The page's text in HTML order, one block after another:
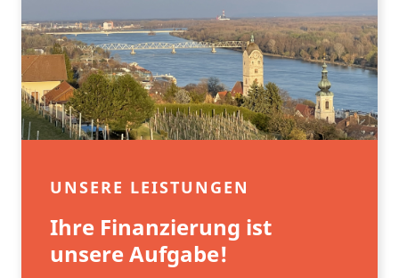
UNSERE LEISTUNGEN
Ihre Finanzierung ist
unsere Aufgabe!